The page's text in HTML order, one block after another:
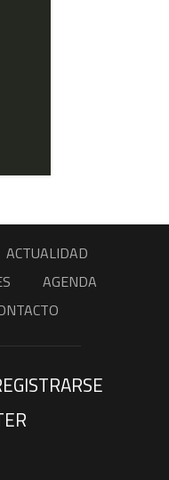
ACTUALIDAD
AGENDA